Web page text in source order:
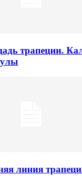
трапеции.
линия